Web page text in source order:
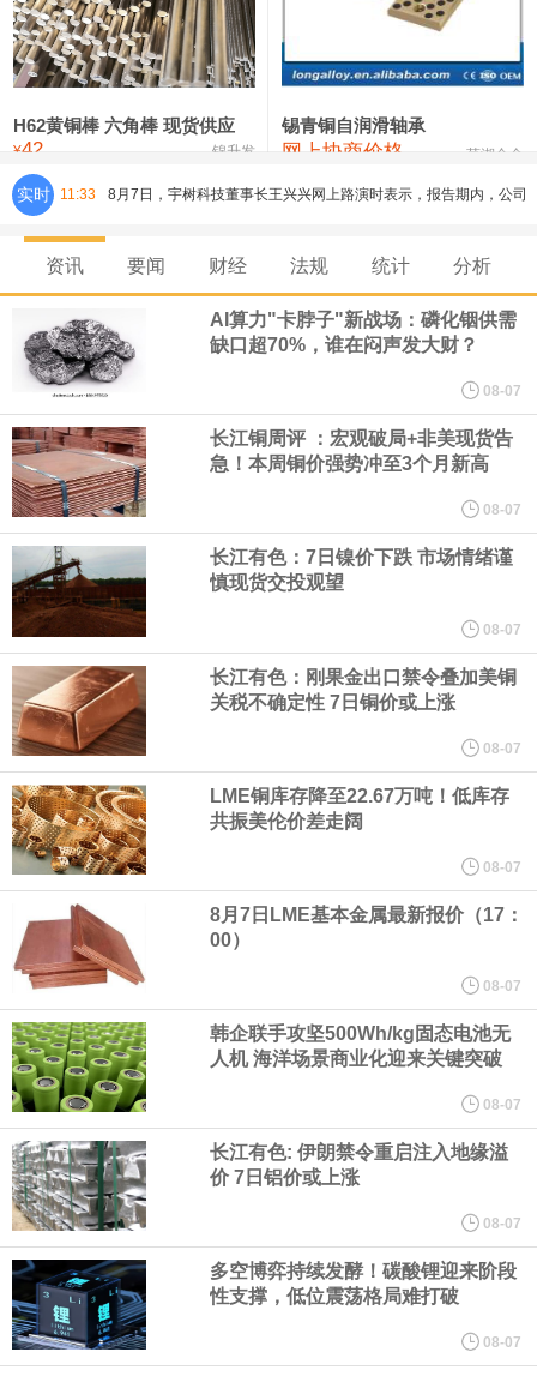
铸造铝合金锭(ZLD104) 24,300—24,500 24,400
压铸锌合金锭 26,500—26,700
氯化镍 38,300—40,300 39,300 0
H62黄铜棒 六角棒 现货供应
¥42 锦升发
锡青铜自润滑轴承
网上协商价格 芜湖合金
实时 11:33
核心技术和知识产权。截至2026年1月31日，公司拥有262项专利权
纽约期银日内涨4%，现报64.08美元/盎司。
经过多年研发创新和技术积累，公司逐步形成了包括一体化关节集
心技术等多项已商业化应用的核心技术并已应用于公司的高性能通
美国总统特朗普6日否认他对国防部长赫格塞思不满，称对赫格塞思
所做的工作“非常满意”。特朗普在社交媒体上发帖称，一些媒体有关
他与赫格塞思就弹药短缺问题发生冲突的报道是“完全没有根据的谣
言”，他对赫格塞思所做的工作“非常满意”。
纽约期银突破64美元/盎司，日内涨3.91%。
据报道，威刚近日在法说会上表示，在需求增加、价格走高及货源
稳定的三大有利因素带动下，预期第3季度营运将优于第2季度，并
进一步扩大全年营运成果。
美国国会预算办公室（CBO）于当地时间5日发布报告称，美国海军
计划建造的15艘核动力“特朗普级”（Trump-class）战列舰，从研发
资讯 要闻 财经 法规 统计 分析
AI算力"卡脖子"新战场：磷化铟供需
缺口超70%，谁在闷声发大财？
08-07
长江铜周评 ：宏观破局+非美现货告
急！本周铜价强势冲至3个月新高
08-07
长江有色：7日镍价下跌 市场情绪谨
慎现货交投观望
08-07
长江有色：刚果金出口禁令叠加美铜
关税不确定性 7日铜价或上涨
08-07
LME铜库存降至22.67万吨！低库存
共振美伦价差走阔
08-07
8月7日LME基本金属最新报价（17：
00）
08-07
韩企联手攻坚500Wh/kg固态电池无
人机 海洋场景商业化迎来关键突破
08-07
长江有色: 伊朗禁令重启注入地缘溢
价 7日铝价或上涨
08-07
多空博弈持续发酵！碳酸锂迎来阶段
性支撑，低位震荡格局难打破
08-07